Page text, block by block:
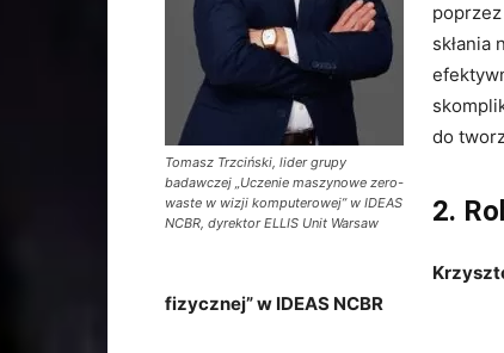
Tomasz Trzciński, lider grupy
badawczej „Uczenie maszynowe zero-
waste w wizji komputerowej” w IDEAS
NCBR, dyrektor ELLIS Unit Warsaw
skłania
do
2.
fizycznej” w IDEAS NCBR